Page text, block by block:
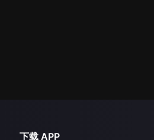
下载 APP